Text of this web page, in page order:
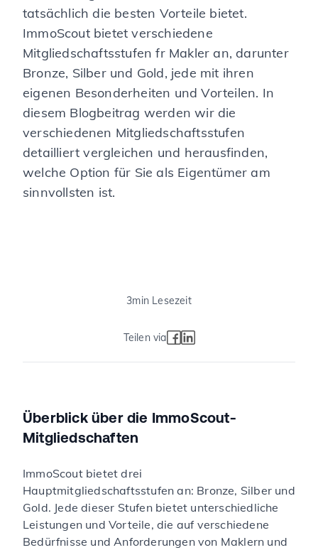
tatsächlich die besten Vorteile bietet.
ImmoScout bietet verschiedene
Mitgliedschaftsstufen fr Makler an, darunter
Bronze, Silber und Gold, jede mit ihren
eigenen Besonderheiten und Vorteilen. In
diesem Blogbeitrag werden wir die
verschiedenen Mitgliedschaftsstufen
detailliert vergleichen und herausfinden,
welche Option für Sie als Eigentümer am
sinnvollsten ist.
3min Lesezeit
Teilen via
Überblick über die ImmoScout-
Mitgliedschaften
ImmoScout bietet drei
Hauptmitgliedschaftsstufen an: Bronze, Silber und
Gold. Jede dieser Stufen bietet unterschiedliche
Leistungen und Vorteile, die auf verschiedene
Bedürfnisse und Anforderungen von Maklern und